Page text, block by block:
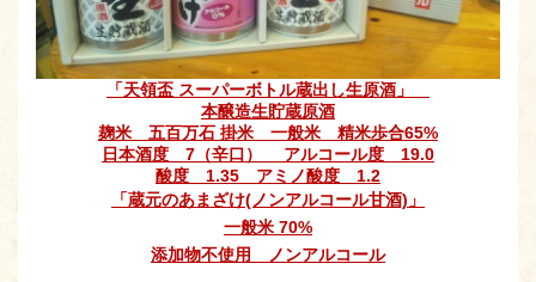
「天領盃 スーパーボトル蔵出し生原酒」
本醸造生貯蔵原酒
麹米 五百万石 掛米 一般米 精米歩合65%
日本酒度 7（辛口） アルコール度 19.0
酸度 1.35 アミノ酸度 1.2
「蔵元のあまざけ(ノンアルコール甘酒)」
一般米 70%
添加物不使用 ノンアルコール